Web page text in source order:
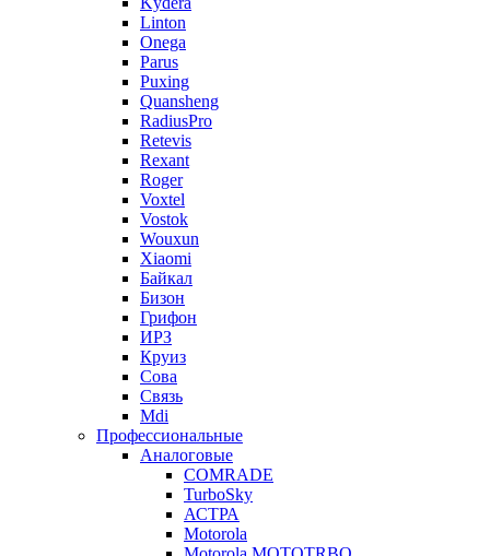
Linton
Onega
Parus
Puxing
Quansheng
RadiusPro
Retevis
Rexant
Roger
Voxtel
Vostok
Wouxun
Xiaomi
Байкал
Бизон
Грифон
ИРЗ
Круиз
Сова
Связь
Mdi
Профессиональные
Аналоговые
COMRADE
TurboSky
АСТРА
Motorola